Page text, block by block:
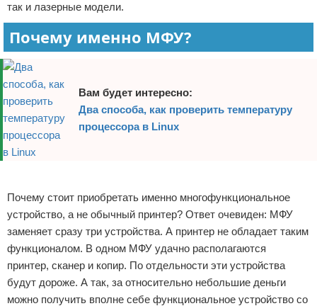
так и лазерные модели.
Почему именно МФУ?
Вам будет интересно:
Два способа, как проверить температуру
процессора в Linux
Почему стоит приобретать именно многофункциональное
устройство, а не обычный принтер? Ответ очевиден: МФУ
заменяет сразу три устройства. А принтер не обладает таким
функционалом. В одном МФУ удачно располагаются
принтер, сканер и копир. По отдельности эти устройства
будут дороже. А так, за относительно небольшие деньги
можно получить вполне себе функциональное устройство со